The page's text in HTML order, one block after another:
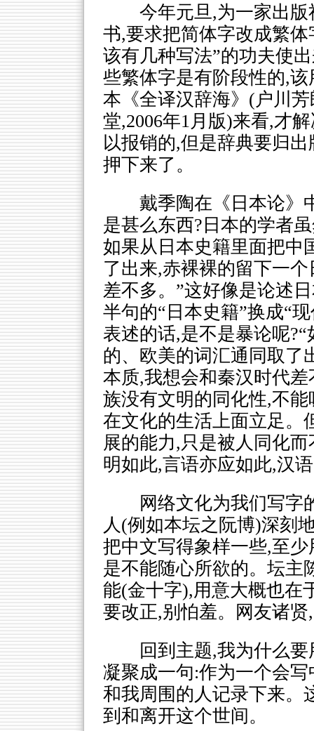
今年元旦,为一家出
书,要求把简体字改成繁
该有几种写法”的功夫使
些繁体字是有阶段性的,
本《全译汉辞海》(户川
堂,2006年1月版)来看,才
以报销的,但是辞典要归
押下来了。
戴季陶在《日本论》
是甚么东西?日本的学者
如果从日本史籍里面把中
了出来,赤裸裸的留下一
差不多。”这好像是论述
半句的“日本史籍”换成“
表述的话,是不是暴论呢
的、欧美的词汇通同取了
本质,我想会和秦汉时代
族没有文明的同化性,不
在文化的生活上面立足。
展的能力,只是被人同化
明如此,言语亦应如此,汉
网络文化为我们写字
人(例如本坛之阮博)深刻
把中文写得象样一些,至
是不能随心所欲的。坛主
能(金十字),用意大概也在
要改正,别怕羞。网友诸贤
回到主题,我为什么
凝聚成一句:作为一个会
和我周围的人记录下来。
到和离开这个世间。